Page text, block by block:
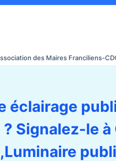
des Maires Franciliens-
éclairage
Signalez-le